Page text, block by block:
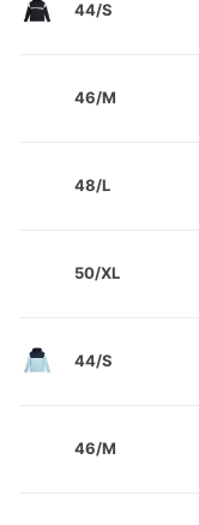
44/S
46/M
48/L
50/XL
44/S
46/M